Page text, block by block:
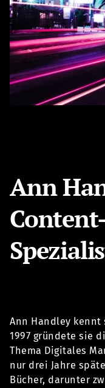
Ann
Ann Handley kennt
1997 gründete sie
Thema Digitales
nur drei Jahre
Bücher, darunter